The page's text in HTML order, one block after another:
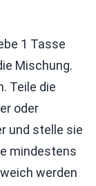
1 Tasse
Mischung.
Teile die
oder
und stelle sie
mindestens
werden